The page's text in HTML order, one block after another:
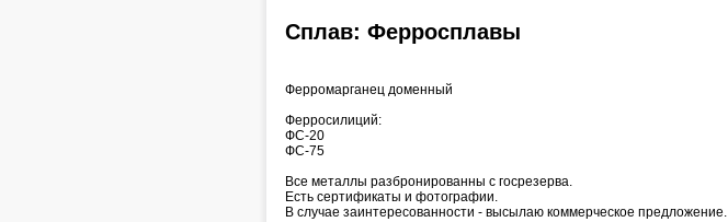
Сплав: Ферросплавы
Ферромарганец доменный
Ферросилиций:
ФС-20
ФС-75
Все металлы разбронированны с госрезерва.
Есть сертификаты и фотографии.
В случае заинтересованности - высылаю коммерческое предложение.